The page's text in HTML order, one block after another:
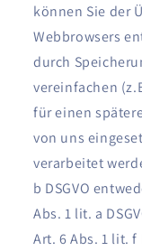
können Sie der
Webbrowsers
durch
vereinfachen
für einen
von uns
verarbeitet
b DSGVO
Abs. 1 lit. a
Art. 6 Abs. 1 lit.